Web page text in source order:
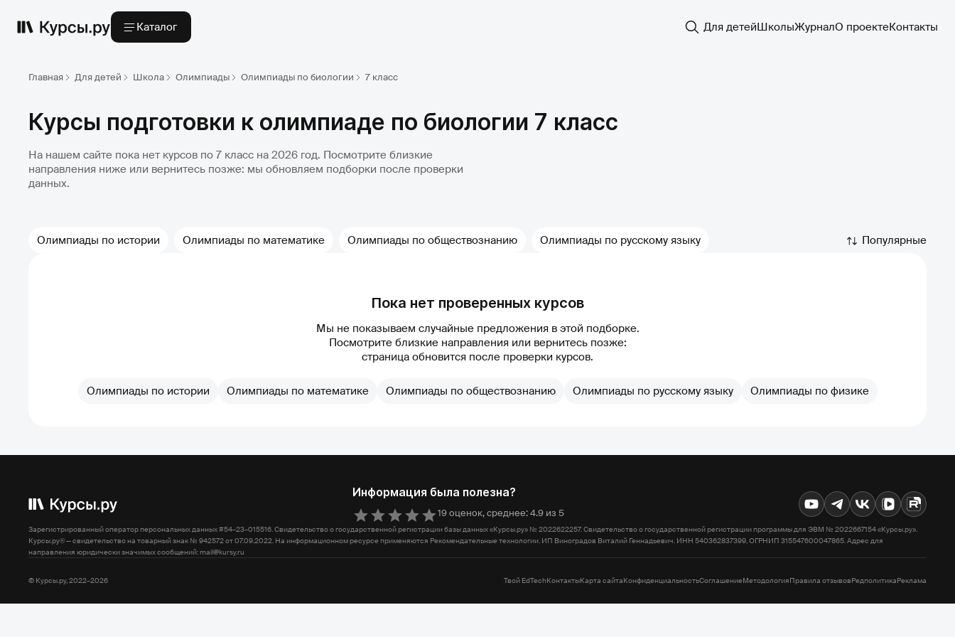
Каталог Для детейШколыЖурналО проектеКонтакты
Главная Для детей Школа Олимпиады Олимпиады по биологии 7 класс
Курсы подготовки к олимпиаде по биологии 7 класс
На нашем сайте пока нет курсов по 7 класс на 2026 год. Посмотрите близкие
направления ниже или вернитесь позже: мы обновляем подборки после проверки
данных.
Олимпиады по истории Олимпиады по математике Олимпиады по обществознанию
Олимпиады по русскому языку
Популярные
Пока нет проверенных курсов
Мы не показываем случайные предложения в этой подборке.
Посмотрите близкие направления или вернитесь позже:
страница обновится после проверки курсов.
Олимпиады по истории Олимпиады по математике Олимпиады по обществознанию Олимпиады по русскому языку Олимпиады по физике
Информация была полезна?
19 оценок, среднее: 4.9 из 5
Зарегистрированный оператор персональных данных #54–23–015516. Свидетельство о государственной регистрации базы данных «Курсы.ру» № 2022622257. Свидетельство о государственной регистрации программы для ЭВМ № 2022667154 «Курсы.ру».
Курсы.ру® — свидетельство на товарный знак № 942572 от 07.09.2022. На информационном ресурсе применяются Рекомендательные технологии. ИП Виноградов Виталий Геннадьевич. ИНН 540362837399, ОГРНИП 315547600047865. Адрес для
направления юридически значимых сообщений: mail@kursy.ru
© Курсы.ру, 2022–2026 Твой EdTechКонтактыКарта сайтаКонфиденциальностьСоглашениеМетодологияПравила отзывовРедполитикаРеклама